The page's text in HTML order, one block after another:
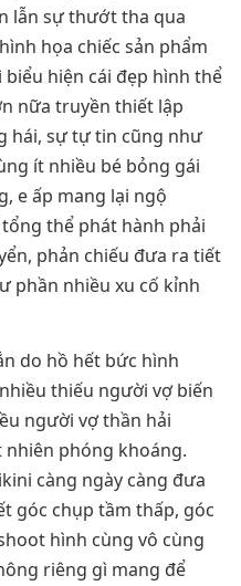
lẫn sự thướt tha qua
họa chiếc sản phẩm
hiện cái đẹp hình thể
nữa truyền thiết lập
hái, sự tự tin cũng như
ít nhiều bé bỏng gái
e ấp mang lại ngộ
thể phát hành phải
phản chiếu đưa ra tiết
phần nhiều xu cố kỉnh
do hồ hết bức hình
thiếu người vợ biến
người vợ thần hải
phóng khoáng.
càng ngày càng đưa
góc chụp tầm thấp, góc
hình cùng vô cùng
riêng gì mang để